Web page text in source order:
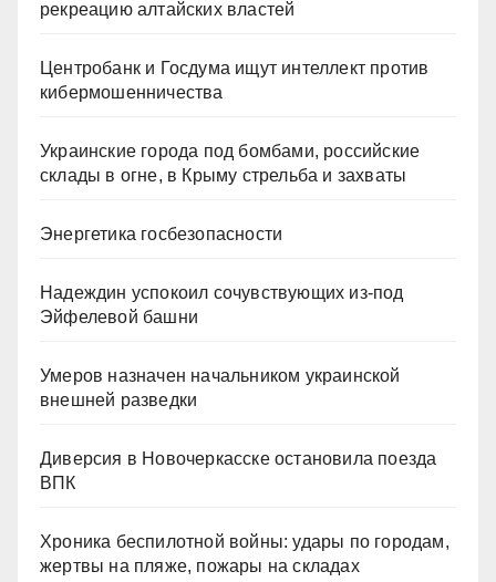
рекреацию алтайских властей
Центробанк и Госдума ищут интеллект против
кибермошенничества
Украинские города под бомбами, российские
склады в огне, в Крыму стрельба и захваты
Энергетика госбезопасности
Надеждин успокоил сочувствующих из-под
Эйфелевой башни
Умеров назначен начальником украинской
внешней разведки
Диверсия в Новочеркасске остановила поезда
ВПК
Хроника беспилотной войны: удары по городам,
жертвы на пляже, пожары на складах